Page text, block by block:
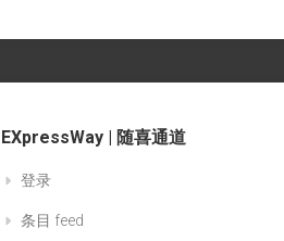
EXpressWay | 随喜通道
登录
条目 feed